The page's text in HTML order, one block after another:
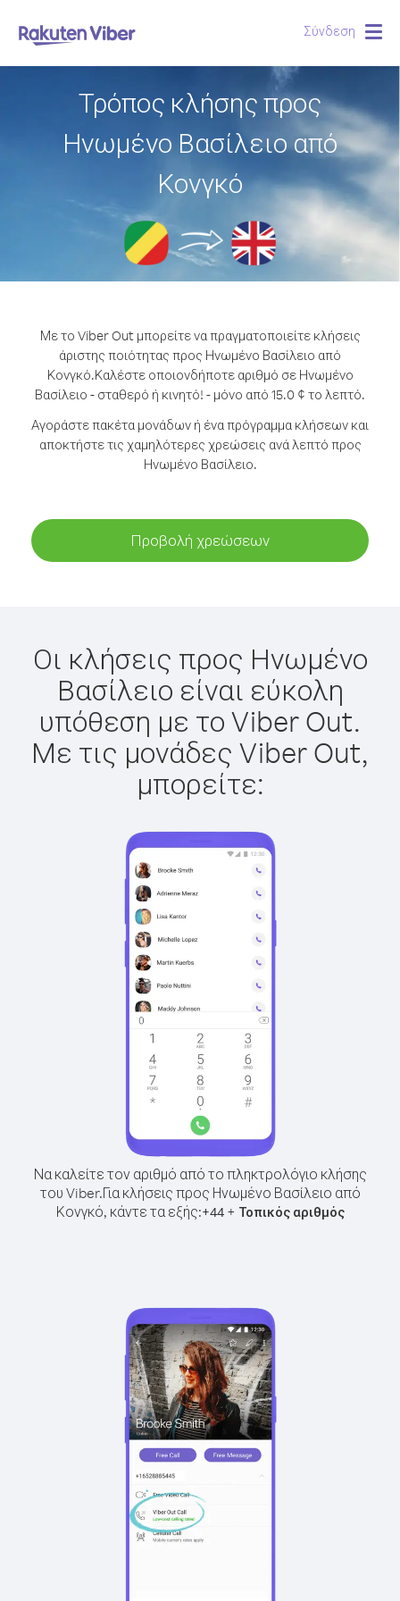
Σύνδεση
Τρόπος κλήσης προς
Ηνωμένο Βασίλειο από
Κονγκό
Με το Viber Out μπορείτε να πραγματοποιείτε κλήσεις
άριστης ποιότητας προς Ηνωμένο Βασίλειο από
Κονγκό.Καλέστε οποιονδήποτε αριθμό σε Ηνωμένο
Βασίλειο - σταθερό ή κινητό! - μόνο από 15.0 ¢ το λεπτό.
Αγοράστε πακέτα μονάδων ή ένα πρόγραμμα κλήσεων και
αποκτήστε τις χαμηλότερες χρεώσεις ανά λεπτό προς
Ηνωμένο Βασίλειο.
Προβολή χρεώσεων
Οι κλήσεις προς Ηνωμένο
Βασίλειο είναι εύκολη
υπόθεση με το Viber Out.
Με τις μονάδες Viber Out,
μπορείτε:
Να καλείτε τον αριθμό από το πληκτρολόγιο κλήσης
του Viber.Για κλήσεις προς Ηνωμένο Βασίλειο από
Κονγκό, κάντε τα εξής:+44+ Τοπικός αριθμός